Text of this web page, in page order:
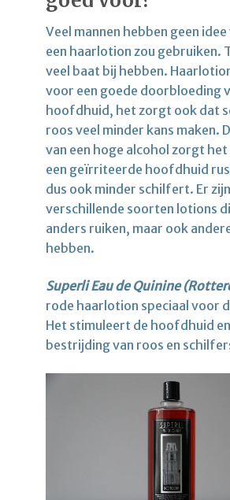
Veel mannen hebben geen
een haarlotion zou gebruiken.
veel baat bij hebben.
voor een goede doorbloeding
hoofdhuid, het zorgt ook dat
roos veel minder kans maken.
van een hoge alcohol zorgt
een geïrriteerde hoofdhuid
dus ook minder schilfert. Er
verschillende soorten lotions
anders ruiken, maar ook
hebben.
Superli Eau de Quinine
rode haarlotion speciaal voor
Het stimuleert de hoofdhuid
bestrijding van roos en